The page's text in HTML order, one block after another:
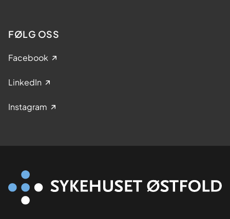
FØLG OSS
Facebook
LinkedIn
Instagram